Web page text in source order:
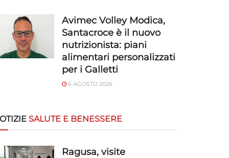
Avimec Volley Modica,
Santacroce è il nuovo
nutrizionista: piani
alimentari personalizzati
per i Galletti
6 AGOSTO 2026
SALUTE E BENESSERE
Ragusa, visite